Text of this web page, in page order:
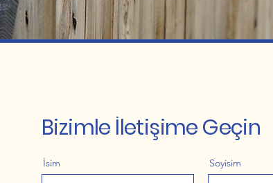
İsim Soyisim
Bizimle İletişime Geçin